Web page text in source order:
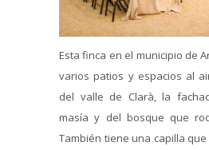
Esta finca en el municipio de
varios patios y espacios al
del valle de Clarà, la
masía y del bosque que
También tiene una capilla